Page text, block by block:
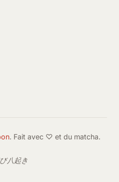
. Fait avec ♡ et du matcha.
八起き